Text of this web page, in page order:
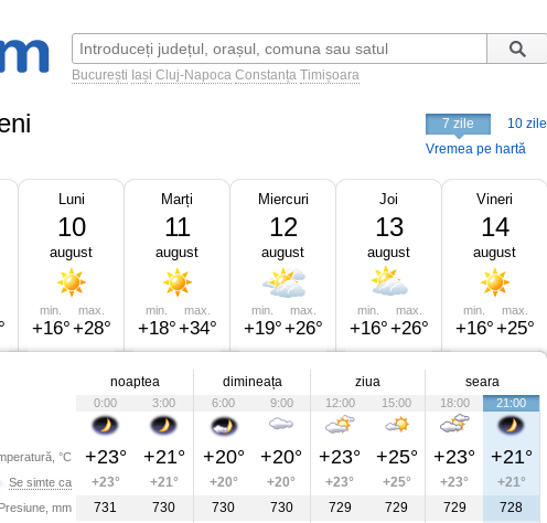
București Iași Cluj-Napoca Constanța Timișoara
7 zile
10 zile
Vremea pe hartă
Luni
10
august
min.
+16°
max.
+28°
Marți
11
august
min.
+18°
max.
+34°
Miercuri
12
august
min.
+19°
max.
+26°
Joi
13
august
min.
+16°
max.
+26°
Vineri
14
august
min.
+16°
max.
+25°
°C
Se simte ca
Presiune, mm
noaptea dimineața ziua seara
0:00 3:00 6:00 9:00 12:00 15:00 18:00 21:00
+23° +21° +20° +20° +23° +25° +23° +21°
+23° +21° +20° +20° +23° +25° +23°
+21°
731
730 730 730 729 729 729
728